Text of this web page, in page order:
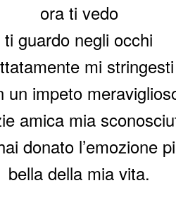
ora ti vedo
ti guardo negli occhi
mi
un impeto
amica mia
donato l’emozione
bella della mia vita.